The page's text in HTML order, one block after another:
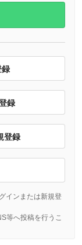
録
登録
インまたは新規登
等へ投稿を行うこ